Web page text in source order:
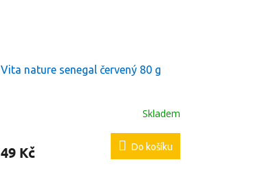
Vita nature senegal červený 80 g
Skladem
49 Kč Do košíku